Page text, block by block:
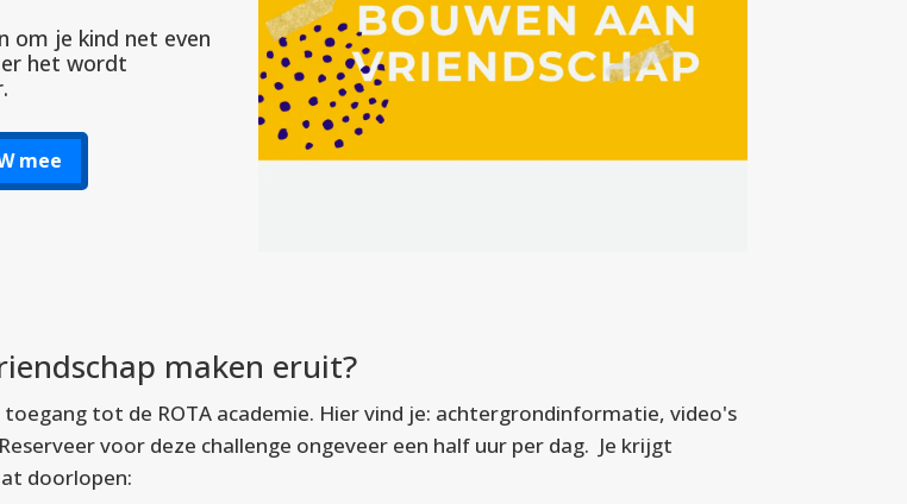
om je kind net even
het wordt
mee
maken eruit?
tot de ROTA academie. Hier vind je: achtergrondinformatie, video's
voor deze challenge ongeveer een half uur per dag. Je krijgt
doorlopen: